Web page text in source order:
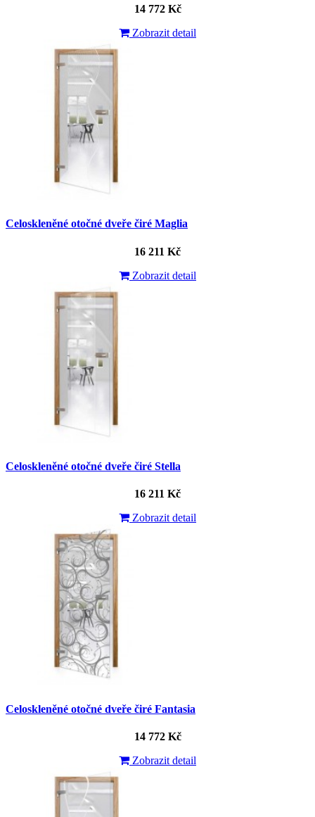
14 772 Kč
Zobrazit detail
Celoskleněné otočné dveře čiré Maglia
16 211 Kč
Zobrazit detail
Celoskleněné otočné dveře čiré Stella
16 211 Kč
Zobrazit detail
Celoskleněné otočné dveře čiré Fantasia
14 772 Kč
Zobrazit detail